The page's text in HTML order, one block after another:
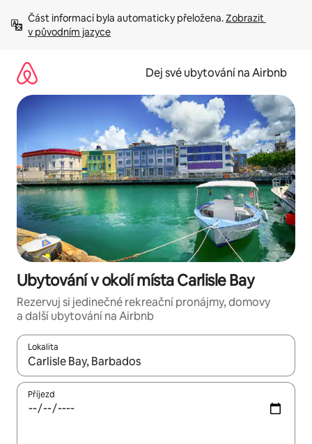
obsah
Část informací byla automaticky přeložena. Zobrazit
v původním jazyce
Dej své ubytování na Airbnb
Ubytování v okolí místa Carlisle Bay
Rezervuj si jedinečné rekreační pronájmy, domovy
a další ubytování na Airbnb
Lokalita
Až budou výsledky k dispozici, můžeš si je procházet pomocí
Příjezd